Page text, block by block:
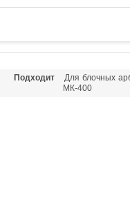
Подходит
Для блочных
МК-400